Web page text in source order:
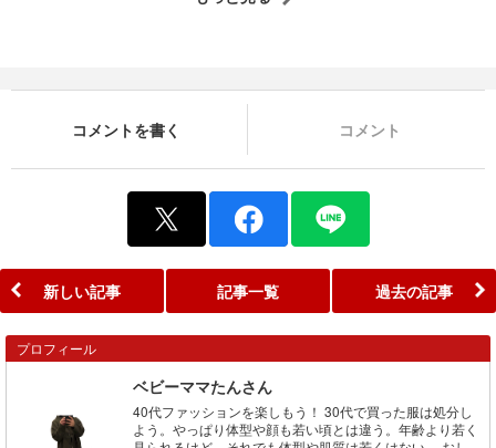
コメントを書く コメント
新しい記事 記事一覧 過去の記事
プロフィール
ベビーママたんさん
40代ファッションを楽しもう！ 30代で買った服は処分し
よう。やっぱり体型や顔も若い頃とは違う。年齢より若く